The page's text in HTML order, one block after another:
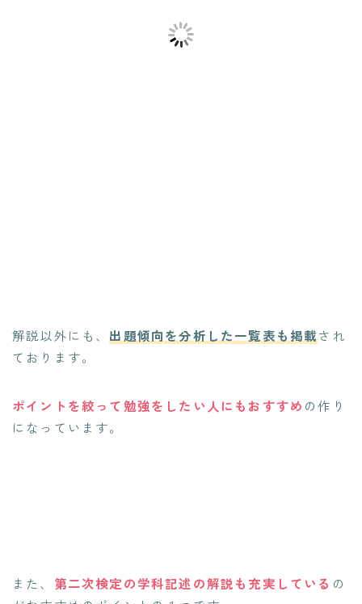
解説以外にも、 出題傾向を分析した一覧表も掲載され
ております。
ポイントを絞って勉強をしたい人にもおすすめ の作り
になっています。
また、 第二次検定の学科記述の解説も充実している の